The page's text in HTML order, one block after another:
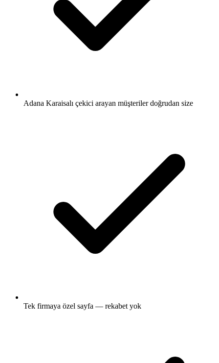
Adana Karaisalı çekici arayan müşteriler doğrudan size
Tek firmaya özel sayfa — rekabet yok